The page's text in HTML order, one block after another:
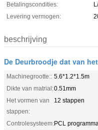
Betalingscondities:
Levering vermogen:
beschrijving
De Deurbroodje dat van
Machinegrootte:: 5.6*1.2*1.5m
Dikte van matrial:0.51mm
Het vormen van
stappen:
12 stappen
Controlesysteem:PCL